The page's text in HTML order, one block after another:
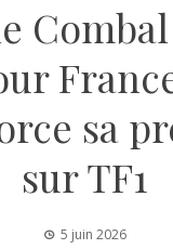
sa
sur TF1
5 juin 2026